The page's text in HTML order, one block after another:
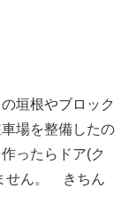
垣根やブロック
場を整備したの
ったらドア(ク
せん。 きちん